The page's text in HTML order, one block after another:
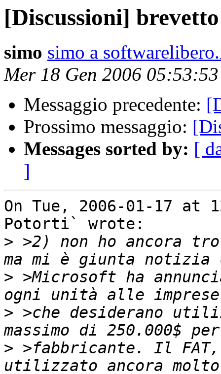
[Discussioni]
simo simo a
Mer 18 Gen 2006
Messaggio precedente:
Prossimo messaggio:
Messages sorted by: [
]
On Tue, 2006-01-17 at
Potorti` wrote:
> >2) non ho ancora
> >Microsoft ha
> >che desiderano
> >fabbricante. Il FAT,